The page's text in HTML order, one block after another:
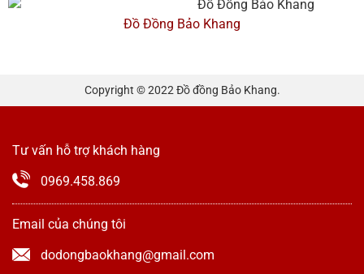
Đồ Đồng Bảo Khang
Copyright © 2022 Đồ đồng Bảo Khang.
Tư vấn hỗ trợ khách hàng
0969.458.869
Email của chúng tôi
dodongbaokhang@gmail.com